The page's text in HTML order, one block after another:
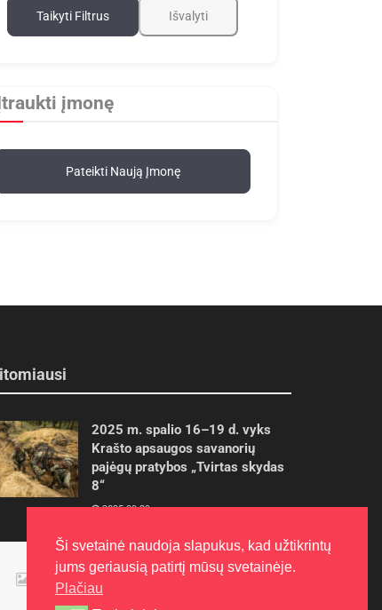
Taikyti Filtrus Išvalyti
įmonę
Pateikti Naują Įmonę
2025 m. spalio 16–19 d. vyks
Krašto apsaugos savanorių
pajėgų pratybos „Tvirtas skydas
8“
2025-09-29
Panevėžietės tarptautinėje
programoje siekia aukso
2015-10-30
Ši svetainė naudoja slapukus, kad užtikrintų
jums geriausią patirtį mūsų svetainėje.
Plačiau